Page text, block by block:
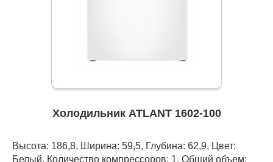
Холодильник ATLANT 1602-100
Высота: 186,8, Ширина: 59,5, Глубина: 62,9, Цвет:
Белый, Количество компрессоров: 1, Общий объем: